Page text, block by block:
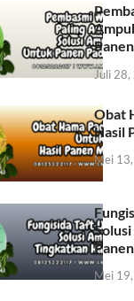
Juli 28,
Obat
Hasil
Mei
Panen
Mei